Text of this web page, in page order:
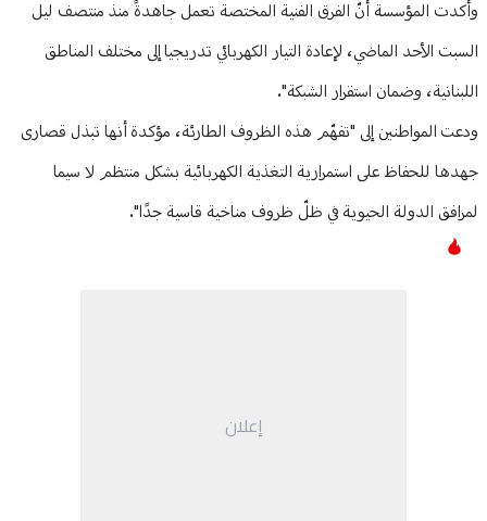
وأكدت المؤسسة أنّ الفرق الفنية المختصة تعمل جاهدةً منذ منتصف ليل
السبت الأحد الماضي، لإعادة التيار الكهربائي تدريجيا إلى مختلف المناطق
اللبنانية، وضمان استقرار الشبكة".
ودعت المواطنين إلى "تفهّم هذه الظروف الطارئة، مؤكدة أنها تبذل قصارى
جهدها للحفاظ على استمرارية التغذية الكهربائية بشكل منتظم لا سيما
لمرافق الدولة الحيوية في ظلّ ظروف مناخية قاسية جدًا".
إعلان